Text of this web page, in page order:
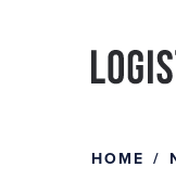
HOME